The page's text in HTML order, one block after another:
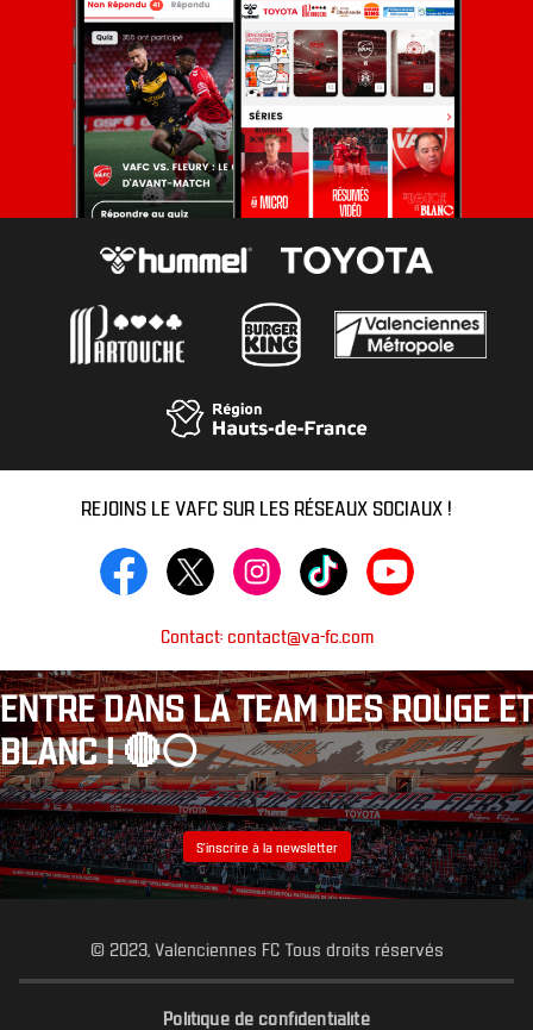
REJOINS LE VAFC SUR LES RÉSEAUX SOCIAUX !
Contact: contact@va-fc.com
ENTRE DANS LA TEAM DES ROUGE ET
BLANC ! 🔴⚪️
S’inscrire à la newsletter
© 2023, Valenciennes FC Tous droits réservés
Politique de confidentialité